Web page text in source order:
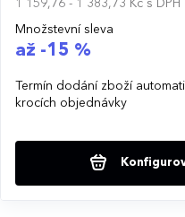
1 159,76 - 1 383,73 Kč s DPH
Množstevní sleva
až -15 %
Termín dodání zboží
krocích objednávky